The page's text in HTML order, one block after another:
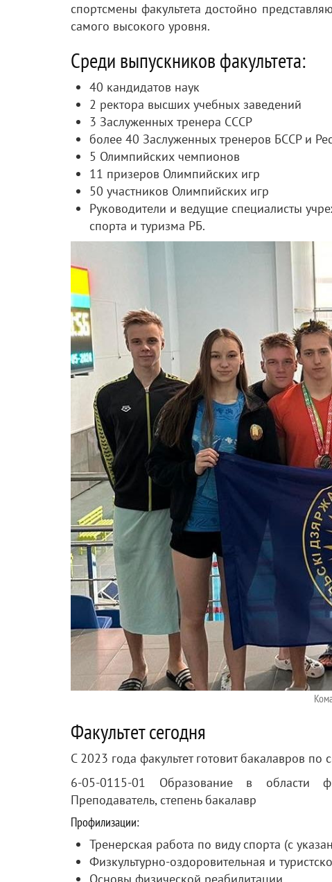
спортсмены факультета достойно
самого высокого уровня.
Среди выпускников факультета:
40 кандидатов наук
2 ректора высших учебных заведений
3 Заслуженных тренера СССР
более 40 Заслуженных тренеров БССР и
5 Олимпийских чемпионов
11 призеров Олимпийских игр
50 участников Олимпийских игр
Руководители и ведущие специалисты
спорта и туризма РБ.
Факультет сегодня
С 2023 года факультет готовит бакалавров по
6-05-0115-01 Образование в области
Преподаватель, степень бакалавр
Профилизации:
Тренерская работа по виду спорта (с
Физкультурно-оздоровительная и
Основы физической реабилитации